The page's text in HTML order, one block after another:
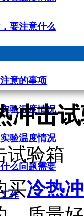
要注意什么
意的事项
验温度情况
验温度情况
么问题需要
作
冲击
试验箱
冷热